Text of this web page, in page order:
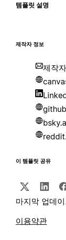
템플릿 설명
제작자 정보
제작
이 템플릿 공유
마지막 업데
이용약관